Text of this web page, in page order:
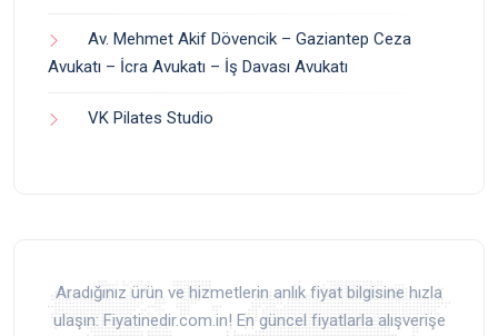
Av. Mehmet Akif Dövencik – Gaziantep Ceza
Avukatı – İcra Avukatı – İş Davası Avukatı
VK Pilates Studio
Aradığınız ürün ve hizmetlerin anlık fiyat bilgisine hızla
ulaşın: Fiyatinedir.com.in! En güncel fiyatlarla alışverişe